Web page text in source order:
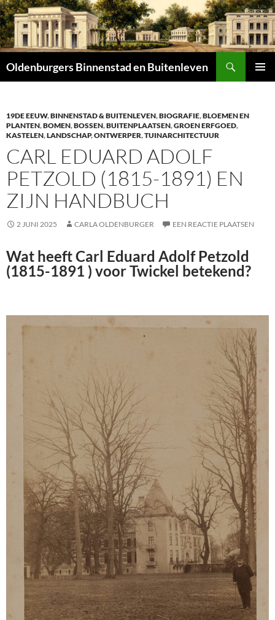
Oldenburgers Binnenstad en Buitenleven
19DE EEUW,BINNENSTAD & BUITENLEVEN,BIOGRAFIE,BLOEMEN EN
PLANTEN,BOMEN,BOSSEN,BUITENPLAATSEN,GROEN ERFGOED,
KASTELEN,LANDSCHAP,ONTWERPER,TUINARCHITECTUUR
CARL EDUARD ADOLF
PETZOLD (1815-1891) EN
ZIJN HANDBUCH
2 JUNI 2025 CARLA OLDENBURGER EEN REACTIE PLAATSEN
Wat heeft Carl Eduard Adolf Petzold
(1815-1891 ) voor Twickel betekend?